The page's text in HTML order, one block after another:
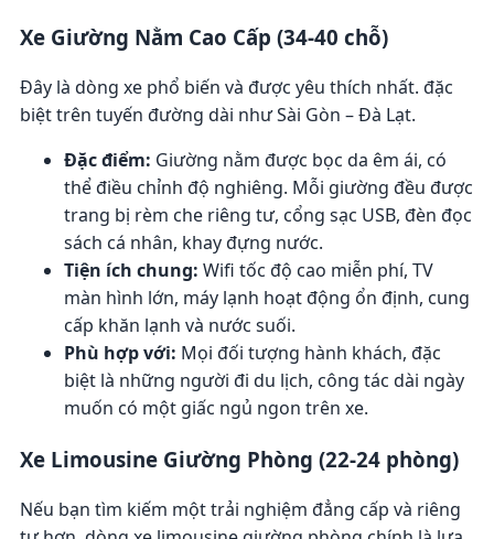
Xe Giường Nằm Cao Cấp (34-40 chỗ)
Đây là dòng xe phổ biến và được yêu thích nhất. đặc
biệt trên tuyến đường dài như Sài Gòn – Đà Lạt.
Đặc điểm: Giường nằm được bọc da êm ái, có
thể điều chỉnh độ nghiêng. Mỗi giường đều được
trang bị rèm che riêng tư, cổng sạc USB, đèn đọc
sách cá nhân, khay đựng nước.
Tiện ích chung: Wifi tốc độ cao miễn phí, TV
màn hình lớn, máy lạnh hoạt động ổn định, cung
cấp khăn lạnh và nước suối.
Phù hợp với: Mọi đối tượng hành khách, đặc
biệt là những người đi du lịch, công tác dài ngày
muốn có một giấc ngủ ngon trên xe.
Xe Limousine Giường Phòng (22-24 phòng)
Nếu bạn tìm kiếm một trải nghiệm đẳng cấp và riêng